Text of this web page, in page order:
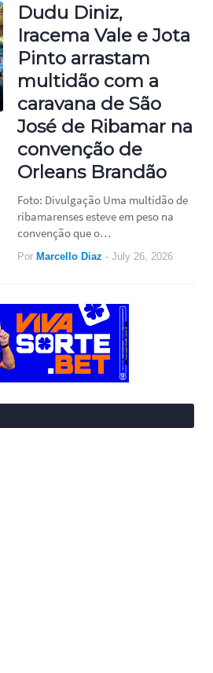
Dudu Diniz,
Iracema Vale e Jota
Pinto arrastam
multidão com a
caravana de São
José de Ribamar na
convenção de
Orleans Brandão
Foto: Divulgação Uma multidão de
ribamarenses esteve em peso na
convenção que o…
Por Marcello Diaz - July 26, 2026